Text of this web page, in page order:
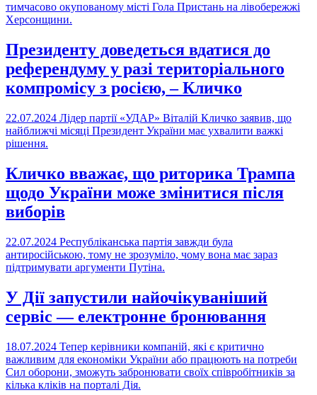
тимчасово окупованому місті Гола Пристань на лівобережжі
Херсонщини.
Президенту доведеться вдатися до
референдуму у разі територіального
компромісу з росією, – Кличко
22.07.2024 Лідер партії «УДАР» Віталій Кличко заявив, що
найближчі місяці Президент України має ухвалити важкі
рішення.
Кличко вважає, що риторика Трампа
щодо України може змінитися після
виборів
22.07.2024 Республіканська партія завжди була
антиросійською, тому не зрозуміло, чому вона має зараз
підтримувати аргументи Путіна.
У Дії запустили найочікуваніший
сервіс — електронне бронювання
18.07.2024 Тепер керівники компаній, які є критично
важливим для економіки України або працюють на потреби
Сил оборони, зможуть забронювати своїх співробітників за
кілька кліків на порталі Дія.